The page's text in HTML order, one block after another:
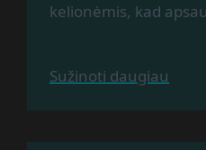
kelionėmis, kad
Sužinoti daugiau